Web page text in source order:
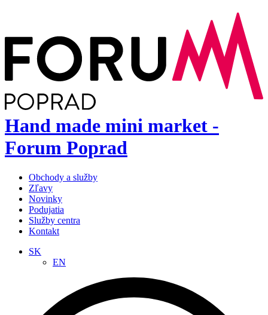
Hand made mini market -
Forum Poprad
Obchody a služby
Zľavy
Novinky
Podujatia
Služby centra
Kontakt
SK
EN